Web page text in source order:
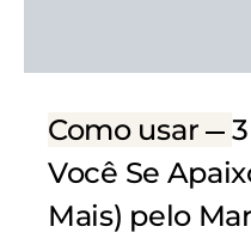
Como usar
Você Se
Mais) pelo